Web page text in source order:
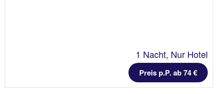
1 Nacht, Nur Hotel
Preis p.P. ab 74 €